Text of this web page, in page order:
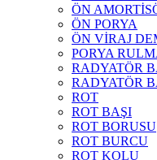
ÖN
ÖN PORYA
ÖN VİRAJ
PORYA
RADYATÖR
RADYATÖR
ROT
ROT BAŞI
ROT BORUSU
ROT BURCU
ROT KOLU